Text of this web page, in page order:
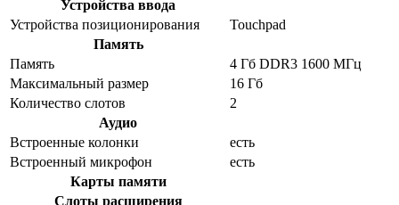
Устройства ввода
Устройства позиционирования
Touchpad
Память
Память
4 Гб DDR3 1600 МГц
Максимальный размер
16 Гб
Количество слотов
2
Аудио
Встроенные колонки
есть
Встроенный микрофон
есть
Карты памяти
Слоты расширения